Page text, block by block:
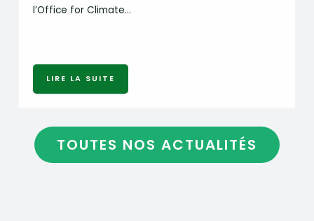
l’Office for Climate…
LIRE LA SUITE
TOUTES NOS ACTUALITÉS